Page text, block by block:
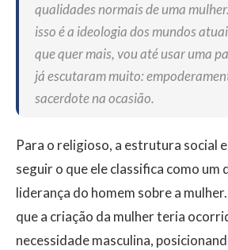
qualidades normais de uma
isso é a ideologia dos mundos
que quer mais, vou até usar uma
já escutaram muito:
sacerdote na ocasião.
Para o religioso, a estrutura social
seguir o que ele classifica como um
liderança do homem sobre a
que a criação da mulher teria
necessidade masculina,